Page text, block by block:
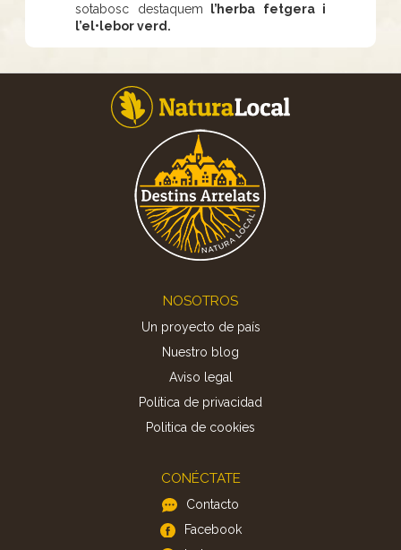
sotabosc destaquem l’herba fetgera i
l’el•lebor verd.
NOSOTROS
Un proyecto de país
Nuestro blog
Aviso legal
Política de privacidad
Politica de cookies
CONÉCTATE
Contacto
Facebook